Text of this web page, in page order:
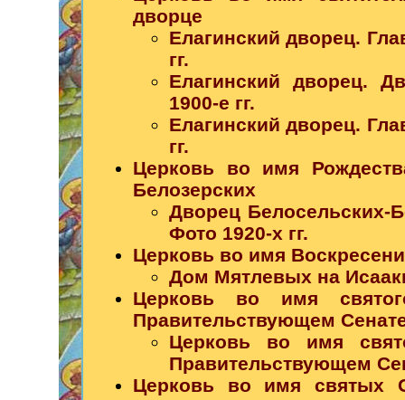
дворце
Елагинский дворец.
гг.
Елагинский дворец.
1900-е гг.
Елагинский дворец.
гг.
Церковь во имя
Белозерских
Дворец Белосельских-
Фото 1920-х гг.
Церковь во имя
Дом Мятлевых на
Церковь во имя
Правительствующем
Церковь во имя
Правительствующем
Церковь во имя святых